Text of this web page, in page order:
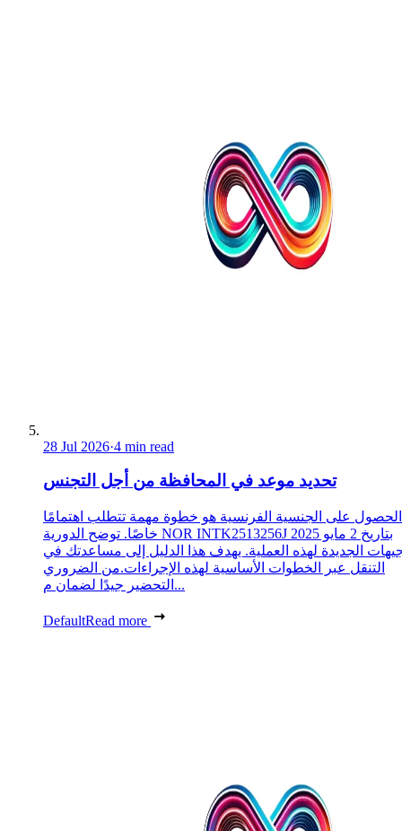
28 Jul 2026·4 min read
تحديد موعد في المحافظة من أجل التجنس
الحصول على الجنسية الفرنسية هو خطوة مهمة تتطلب اهتمامًا
خاصًا. توضح الدورية NOR INTK2513256J بتاريخ 2 مايو 2025
الجديدة لهذه العملية. يهدف هذا الدليل إلى مساعدتك في
التنقل عبر الخطوات الأساسية لهذه الإجراءات.من الضروري
التحضير جيدًا لضمان م...
DefaultRead more